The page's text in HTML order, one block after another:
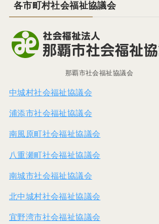
各市町村社会福祉協議会
那覇市社会福祉協議会
中城村社会福祉協議会
浦添市社会福祉協議会
南風原町社会福祉協議会
八重瀬町社会福祉協議会
南城市社会福祉協議会
北中城村社会福祉協議会
宜野湾市社会福祉協議会